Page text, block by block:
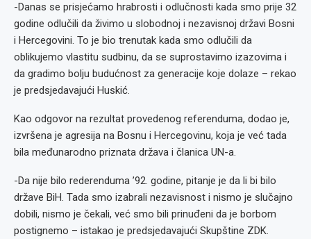
-Danas se prisjećamo hrabrosti i odlučnosti kada smo prije 32
godine odlučili da živimo u slobodnoj i nezavisnoj državi Bosni
i Hercegovini. To je bio trenutak kada smo odlučili da
oblikujemo vlastitu sudbinu, da se suprostavimo izazovima i
da gradimo bolju budućnost za generacije koje dolaze – rekao
je predsjedavajući Huskić.
Kao odgovor na rezultat provedenog referenduma, dodao je,
izvršena je agresija na Bosnu i Hercegovinu, koja je već tada
bila međunarodno priznata država i članica UN-a.
-Da nije bilo rederenduma ’92. godine, pitanje je da li bi bilo
države BiH. Tada smo izabrali nezavisnost i nismo je slučajno
dobili, nismo je čekali, već smo bili prinuđeni da je borbom
postignemo – istakao je predsjedavajući Skupštine ZDK.